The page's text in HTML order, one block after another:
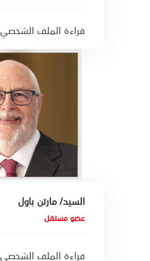
قراءة الملف الشخصي
السيد/ مارتن باول
عضو مستقل
قراءة الملف الشخصي